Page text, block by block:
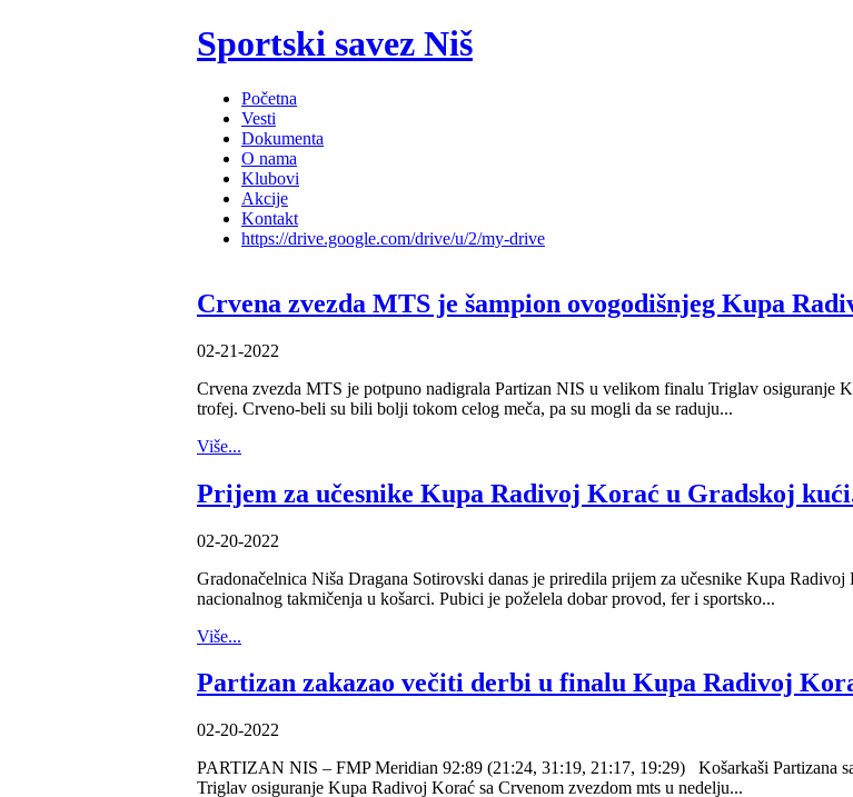
Sportski savez Niš
Početna
Vesti
Dokumenta
O nama
Klubovi
Akcije
Kontakt
https://drive.google.com/drive/u/2/my-drive
Crvena zvezda MTS je šampion ovogodišnjeg Kupa
02-21-2022
Crvena zvezda MTS je potpuno nadigrala Partizan NIS u velikom finalu Triglav osiguranje
trofej. Crveno-beli su bili bolji tokom celog meča, pa su mogli da se raduju...
Više...
Prijem za učesnike Kupa Radivoj Korać u Gradskoj
02-20-2022
Gradonačelnica Niša Dragana Sotirovski danas je priredila prijem za učesnike Kupa
nacionalnog takmičenja u košarci. Pubici je poželela dobar provod, fer i sportsko...
Više...
Partizan zakazao večiti derbi u finalu Kupa Radivoj
02-20-2022
PARTIZAN NIS – FMP Meridian 92:89 (21:24, 31:19, 21:17, 19:29) Košarkaši Partizana
Triglav osiguranje Kupa Radivoj Korać sa Crvenom zvezdom mts u nedelju...